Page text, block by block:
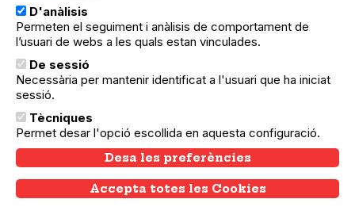
D'anàlisis
Permeten el seguiment i anàlisis de comportament de
l’usuari de webs a les quals estan vinculades.
De sessió
Necessària per mantenir identificat a l'usuari que ha iniciat
sessió.
Tècniques
Permet desar l'opció escollida en aquesta configuració.
Desa les preferències
Accepta totes les Cookies
Withdraw consent